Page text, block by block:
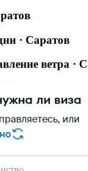
· Саратов
ветра ·
ли виза
или